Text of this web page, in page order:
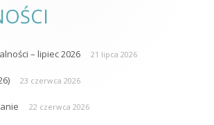
– lipiec 2026 21 lipca 2026
23 czerwca 2026
22 czerwca 2026